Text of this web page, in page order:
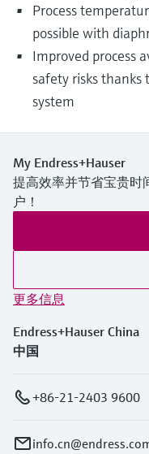
Process
possible with
Improved process
safety risks thanks
system
My Endress+Hauser
提高效率并节省宝贵时
户！
更多信息
Endress+Hauser China
中国
+86-21-2403 9600